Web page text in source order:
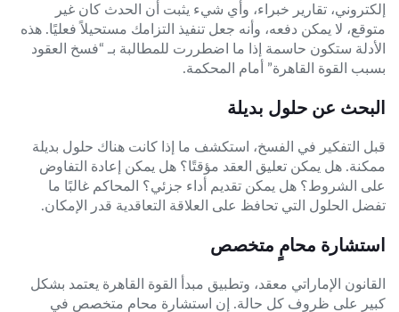
إلكتروني، تقارير خبراء، وأي شيء يثبت أن الحدث كان غير
متوقع، لا يمكن دفعه، وأنه جعل تنفيذ التزامك مستحيلاً فعليًا. هذه
الأدلة ستكون حاسمة إذا ما اضطررت للمطالبة بـ “فسخ العقود
بسبب القوة القاهرة” أمام المحكمة.
البحث عن حلول بديلة
قبل التفكير في الفسخ، استكشف ما إذا كانت هناك حلول بديلة
ممكنة. هل يمكن تعليق العقد مؤقتًا؟ هل يمكن إعادة التفاوض
على الشروط؟ هل يمكن تقديم أداء جزئي؟ المحاكم غالبًا ما
تفضل الحلول التي تحافظ على العلاقة التعاقدية قدر الإمكان.
استشارة محامٍ متخصص
القانون الإماراتي معقد، وتطبيق مبدأ القوة القاهرة يعتمد بشكل
كبير على ظروف كل حالة. إن استشارة محامٍ متخصص في